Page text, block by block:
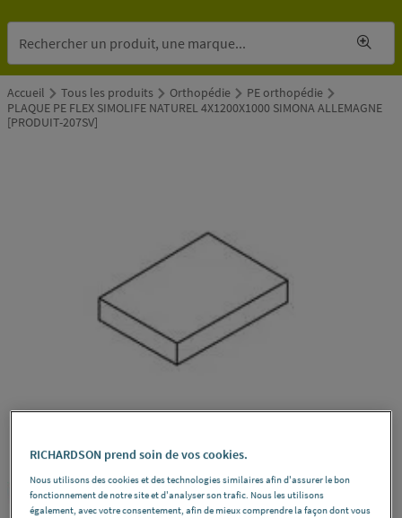
Accueil Tous les produits Orthopédie
PE orthopédie
PLAQUE PE FLEX SIMOLIFE NATUREL 4X1200X1000 SIMONA ALLEMAGNE
[PRODUIT-207SV]
SIMONA REF : 207SV
RICHARDSON prend soin de vos cookies.
Nous utilisons des cookies et des technologies similaires afin d'assurer le bon
fonctionnement de notre site et d'analyser son trafic. Nous les utilisons
également, avec votre consentement, afin de mieux comprendre la façon dont vous